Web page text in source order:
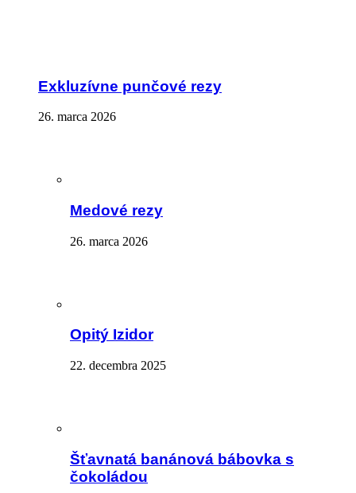
Exkluzívne punčové rezy
26. marca 2026
Medové rezy
26. marca 2026
Opitý Izidor
22. decembra 2025
Šťavnatá banánová bábovka s
čokoládou